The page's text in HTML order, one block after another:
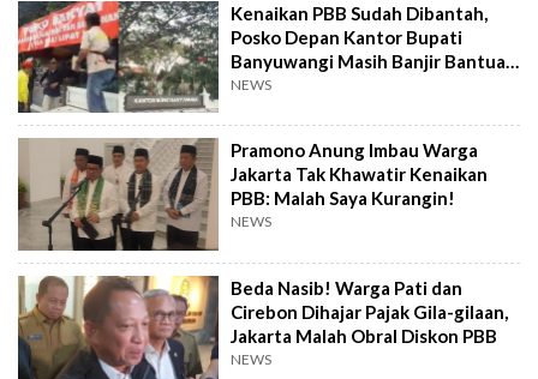
Kenaikan PBB Sudah Dibantah,
Posko Depan Kantor Bupati
Banyuwangi Masih Banjir Bantuan
Logistik
NEWS
Pramono Anung Imbau Warga
Jakarta Tak Khawatir Kenaikan
PBB: Malah Saya Kurangin!
NEWS
Beda Nasib! Warga Pati dan
Cirebon Dihajar Pajak Gila-gilaan,
Jakarta Malah Obral Diskon PBB
NEWS